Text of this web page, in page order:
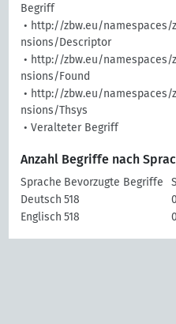
Begriff
• http://zbw.eu/namespaces/
nsions/Descriptor
• http://zbw.eu/namespaces/
nsions/Found
• http://zbw.eu/namespaces/
nsions/Thsys
• Veralteter Begriff
Anzahl Begriffe nach
Sprache Bevorzugte Begriffe
Deutsch 518 0
Englisch 518 0